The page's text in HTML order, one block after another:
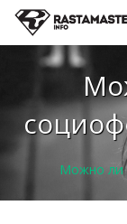
Можно ли